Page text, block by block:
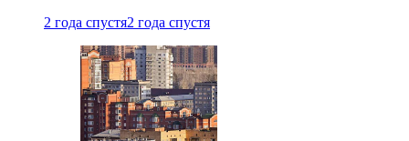
2 года спустя2 года спустя